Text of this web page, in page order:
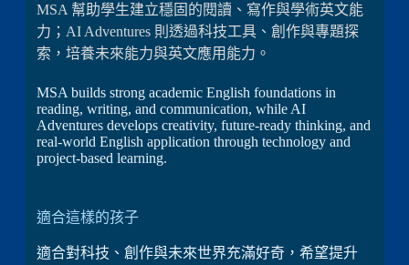
MSA 幫助學生建立穩固的閱讀、寫作與學術英文能
力；AI Adventures 則透過科技工具、創作與專題探
索，培養未來能力與英文應用能力。
MSA builds strong academic English foundations in
reading, writing, and communication, while AI
Adventures develops creativity, future-ready thinking, and
real-world English application through technology and
project-based learning.
適合這樣的孩子
適合對科技、創作與未來世界充滿好奇，希望提升